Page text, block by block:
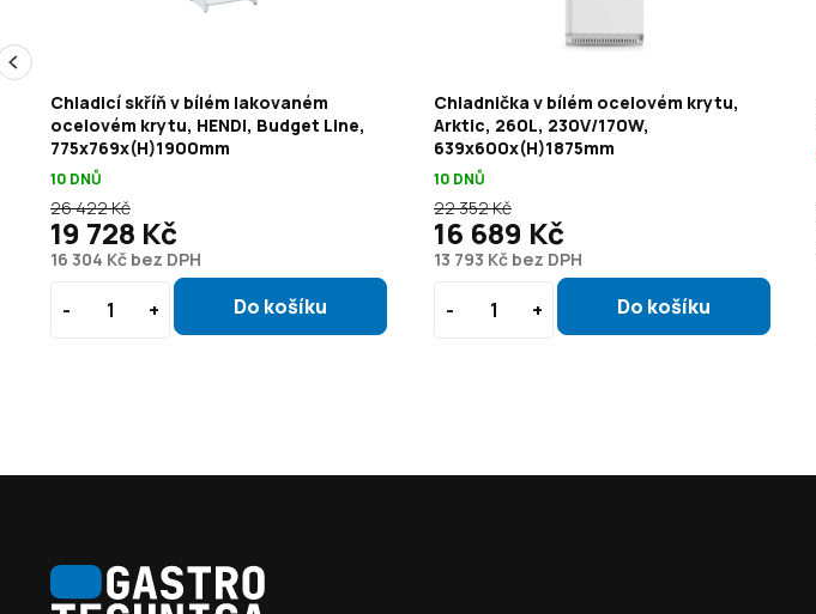
Chladicí skříň v bílém lakovaném
ocelovém krytu, HENDI, Budget Line,
775x769x(H)1900mm
10 DNŮ
16 304 Kč bez DPH
26 422 Kč
19 728 Kč
Chladnička v bílém ocelovém krytu,
Arktic, 260L, 230V/170W,
639x600x(H)1875mm
10 DNŮ
13 793 Kč bez DPH
22 352 Kč
16 689 Kč